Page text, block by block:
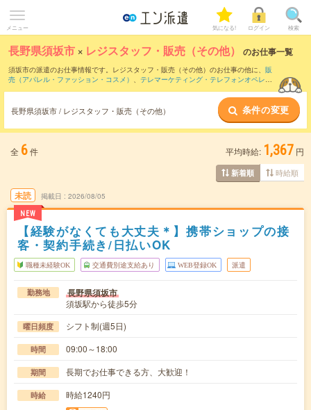
メニュー 気になる! ログイン 検索
長野県須坂市 × レジスタッフ・販売（その他） のお仕事一覧
須坂市の派遣のお仕事情報です。レジスタッフ・販売（その他）のお仕事の他に、 販
売（アパレル・ファッション・コスメ） 、 テレマーケティング・テレフォンオペレー
などのこだわり条件で絞り込んでいただけます。
職種辞典：レジスタッフ・販売（その他）のお仕事とは？とは？
長野県須坂市 / レジスタッフ・販売（その他） 条件の変更
全 6件 平均時給: 1,367 円
新着順 時給順
未読
NEW
掲載日 2026/08/05
【経験がなくても大丈夫＊】携帯ショップの接
客・契約手続き/日払いOK
職種未経験OK 交通費別途支給あり WEB登録OK 派遣
勤務地 長野県須坂市
須坂駅から徒歩5分
曜日頻度 シフト制(週5日)
時間 09:00～18:00
期間 長期でお仕事できる方、大歓迎！
時給 時給1240円